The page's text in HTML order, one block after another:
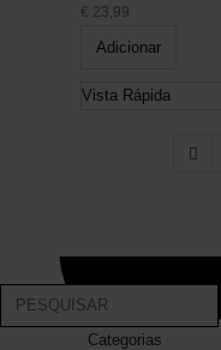
€ 23,99
Adicionar
Vista Rápida
Categorias